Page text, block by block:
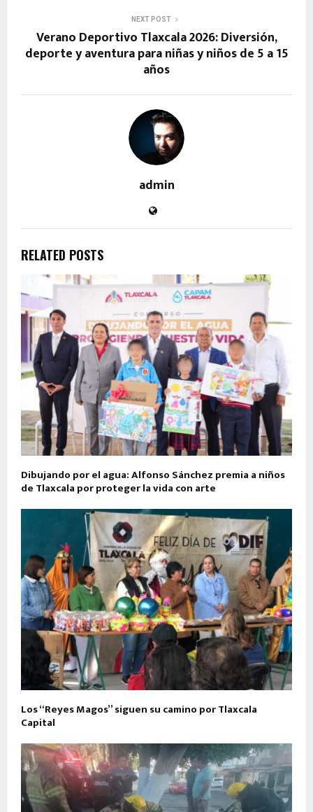
NEXT POST
Verano Deportivo Tlaxcala 2026: Diversión,
deporte y aventura para niñas y niños de 5 a 15
años
admin
RELATED POSTS
Dibujando por el agua: Alfonso Sánchez premia a niños
de Tlaxcala por proteger la vida con arte
Los “Reyes Magos” siguen su camino por Tlaxcala
Capital